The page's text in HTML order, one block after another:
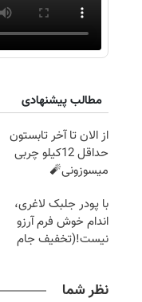
مطالب پیشنهادی
از الان تا آخر تابستون
حداقل 12کیلو چربی
میسوزونی🧨
با پودر جلبک لاغری،
اندام خوش فرم آرزو
نیست!(تخفیف جام
نظر شما